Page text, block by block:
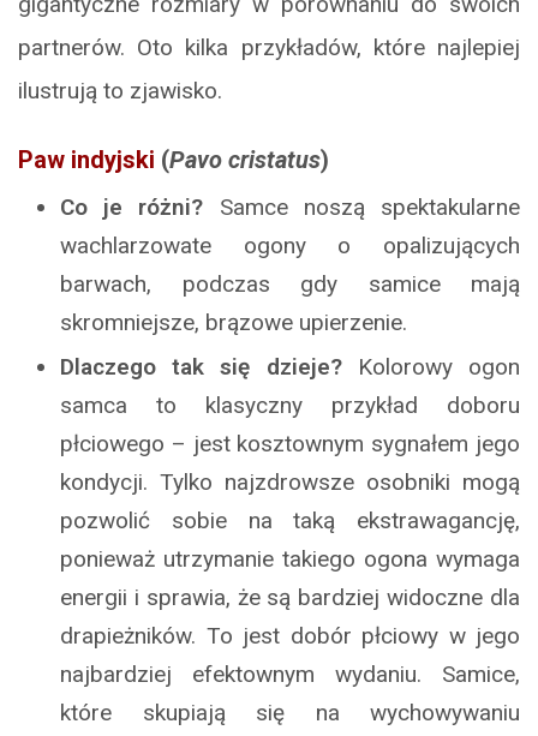
partnerów. Oto kilka przykładów, które najlepiej
ilustrują to zjawisko.
Paw indyjski (Pavo cristatus)
Co je różni? Samce noszą spektakularne
wachlarzowate ogony o opalizujących
barwach, podczas gdy samice mają
skromniejsze, brązowe upierzenie.
Dlaczego tak się dzieje?Kolorowy ogon
samca to klasyczny przykład doboru
płciowego – jest kosztownym sygnałem jego
kondycji. Tylko najzdrowsze osobniki mogą
pozwolić sobie na taką ekstrawagancję,
ponieważ utrzymanie takiego ogona wymaga
energii i sprawia, że są bardziej widoczne dla
drapieżników. To jest dobór płciowy w jego
najbardziej efektownym wydaniu. Samice,
które skupiają się na wychowywaniu